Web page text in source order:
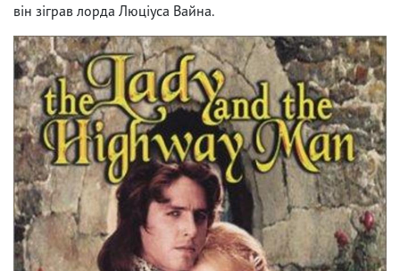
він зіграв лорда Люціуса Вайна.